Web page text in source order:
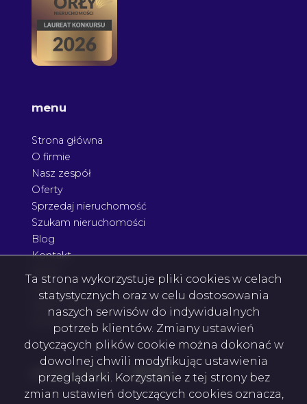
menu
Strona główna
O firmie
Nasz zespół
Oferty
Sprzedaj nieruchomość
Szukam nieruchomości
Blog
Kontakt
Agent nieruchomości Podkarpacie
Architektura
social media Facebook
Facebook
Facebook
Facebook
Ta strona wykorzystuje pliki cookies w celach
statystycznych oraz w celu dostosowania
naszych serwisów do indywidualnych
potrzeb klientów. Zmiany ustawień
dotyczących plików cookie można dokonać w
dowolnej chwili modyfikując ustawienia
przeglądarki. Korzystanie z tej strony bez
zmian ustawień dotyczących cookies oznacza,